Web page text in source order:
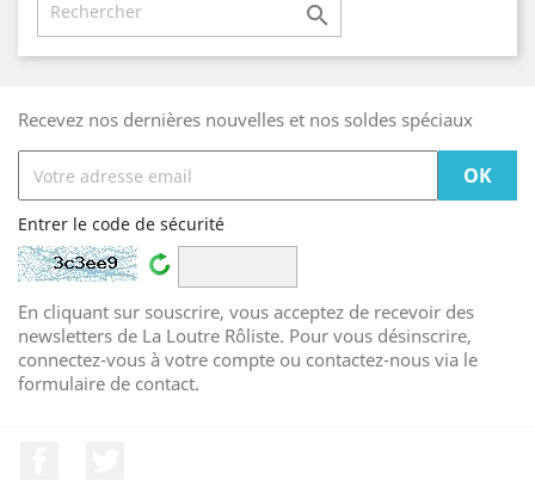

Recevez nos dernières nouvelles et nos soldes spéciaux
Entrer le code de sécurité
En cliquant sur souscrire, vous acceptez de recevoir des
newsletters de La Loutre Rôliste. Pour vous désinscrire,
connectez-vous à votre compte ou contactez-nous via le
formulaire de contact.